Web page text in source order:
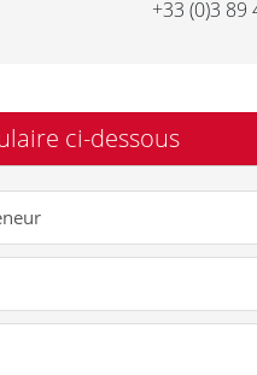
+33 (0)3 89
ci-dessous